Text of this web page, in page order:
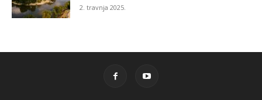
2. travnja 2025.